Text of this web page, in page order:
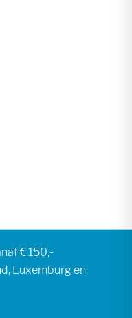
€ 150,-
Luxemburg en